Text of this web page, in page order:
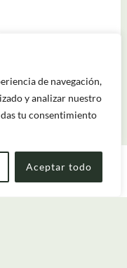
de navegación,
y analizar nuestro
tu consentimiento
Aceptar todo
le ofrecemos